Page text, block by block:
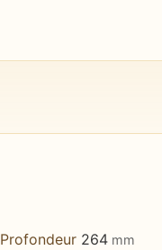
Profondeur 264 mm